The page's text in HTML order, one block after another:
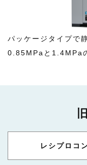
パッケージタイプで
0.85MPaと1.4MPa
レシプロコ